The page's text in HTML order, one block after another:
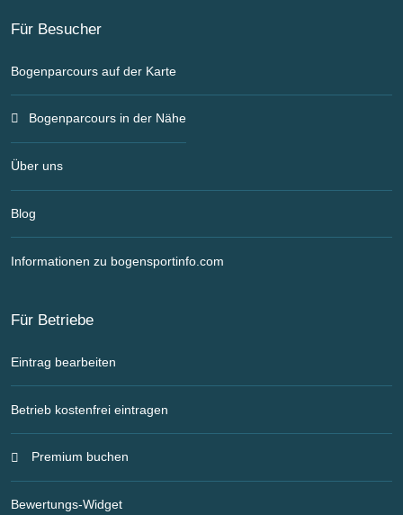
Für Besucher
Bogenparcours auf der Karte
Bogenparcours in der Nähe
Über uns
Blog
Informationen zu bogensportinfo.com
Für Betriebe
Eintrag bearbeiten
Betrieb kostenfrei eintragen
Premium buchen
Bewertungs-Widget